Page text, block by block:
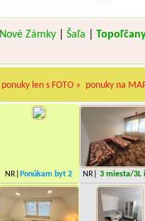
Nové Zámky Šaľa
ponuky len s FOTO » ponuky na
NR| Ponúkam byt 2
miesta
NR| 3 miesta/3L